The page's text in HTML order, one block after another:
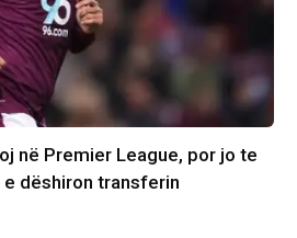
në Premier League, por jo te
e dëshiron transferin